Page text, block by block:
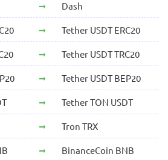
Dash
Tether USDT ERC20
Tether USDT TRC20
Tether USDT BEP20
Tether TON USDT
Tron TRX
BinanceCoin BNB